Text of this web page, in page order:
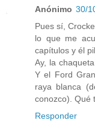
Anónimo 30/
Pues sí,
lo que me
capítulos y él
Ay, la
Y el Ford
raya blanca
conozco). Qué
Responder